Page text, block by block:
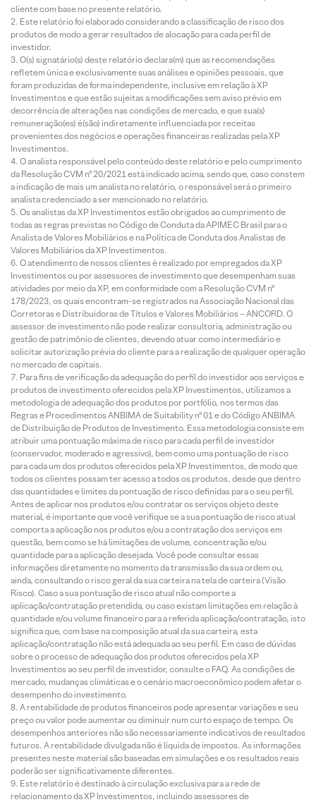
cliente com base no presente relatório.
Este relatório foi elaborado considerando a classificação de risco dos
produtos de modo a gerar resultados de alocação para cada perfil de
investidor.
O(s) signatário(s) deste relatório declara(m) que as recomendações
refletem única e exclusivamente suas análises e opiniões pessoais, que
foram produzidas de forma independente, inclusive em relação à XP
Investimentos e que estão sujeitas a modificações sem aviso prévio em
decorrência de alterações nas condições de mercado, e que sua(s)
remuneração(es) é(são) indiretamente influenciada por receitas
provenientes dos negócios e operações financeiras realizadas pela XP
Investimentos.
O analista responsável pelo conteúdo deste relatório e pelo cumprimento
da Resolução CVM nº 20/2021 está indicado acima, sendo que, caso constem
a indicação de mais um analista no relatório, o responsável será o primeiro
analista credenciado a ser mencionado no relatório.
Os analistas da XP Investimentos estão obrigados ao cumprimento de
todas as regras previstas no Código de Conduta da APIMEC Brasil para o
Analista de Valores Mobiliários e na Política de Conduta dos Analistas de
Valores Mobiliários da XP Investimentos.
O atendimento de nossos clientes é realizado por empregados da XP
Investimentos ou por assessores de investimento que desempenham suas
atividades por meio da XP, em conformidade com a Resolução CVM nº
178/2023, os quais encontram-se registrados na Associação Nacional das
Corretoras e Distribuidoras de Títulos e Valores Mobiliários – ANCORD. O
assessor de investimento não pode realizar consultoria, administração ou
gestão de patrimônio de clientes, devendo atuar como intermediário e
solicitar autorização prévia do cliente para a realização de qualquer operação
no mercado de capitais.
Para fins de verificação da adequação do perfil do investidor aos serviços e
produtos de investimento oferecidos pela XP Investimentos, utilizamos a
metodologia de adequação dos produtos por portfólio, nos termos das
Regras e Procedimentos ANBIMA de Suitability nº 01 e do Código ANBIMA
de Distribuição de Produtos de Investimento. Essa metodologia consiste em
atribuir uma pontuação máxima de risco para cada perfil de investidor
(conservador, moderado e agressivo), bem como uma pontuação de risco
para cada um dos produtos oferecidos pela XP Investimentos, de modo que
todos os clientes possam ter acesso a todos os produtos, desde que dentro
das quantidades e limites da pontuação de risco definidas para o seu perfil.
Antes de aplicar nos produtos e/ou contratar os serviços objeto deste
material, é importante que você verifique se a sua pontuação de risco atual
comporta a aplicação nos produtos e/ou a contratação dos serviços em
questão, bem como se há limitações de volume, concentração e/ou
quantidade para a aplicação desejada. Você pode consultar essas
informações diretamente no momento da transmissão da sua ordem ou,
ainda, consultando o risco geral da sua carteira na tela de carteira (Visão
Risco). Caso a sua pontuação de risco atual não comporte a
aplicação/contratação pretendida, ou caso existam limitações em relação à
quantidade e/ou volume financeiro para a referida aplicação/contratação, isto
significa que, com base na composição atual da sua carteira, esta
aplicação/contratação não está adequada ao seu perfil. Em caso de dúvidas
sobre o processo de adequação dos produtos oferecidos pela XP
Investimentos ao seu perfil de investidor, consulte o FAQ. As condições de
mercado, mudanças climáticas e o cenário macroeconômico podem afetar o
desempenho do investimento.
A rentabilidade de produtos financeiros pode apresentar variações e seu
preço ou valor pode aumentar ou diminuir num curto espaço de tempo. Os
desempenhos anteriores não são necessariamente indicativos de resultados
futuros. A rentabilidade divulgada não é líquida de impostos. As informações
presentes neste material são baseadas em simulações e os resultados reais
poderão ser significativamente diferentes.
Este relatório é destinado à circulação exclusiva para a rede de
relacionamento da XP Investimentos, incluindo assessores de